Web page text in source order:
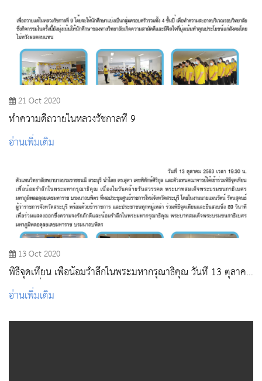
21 Oct 2020
ทําความดีถวายในหลวงรัชกาลที่ 9
อ่านเพิ่มเติม
13 Oct 2020
พิธีจุดเทียน เพื่อน้อมรําลึกในพระมหากรุณาธิคุณ วันที่ 13 ตุลาคม
2563 เนื่องในวันคล้ายวันสวรรคต ร.๙
อ่านเพิ่มเติม